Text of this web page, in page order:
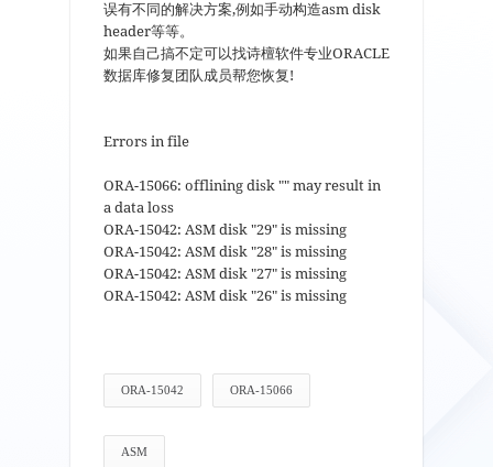
误有不同的解决方案,例如手动构造asm disk
header等等。
如果自己搞不定可以找诗檀软件专业ORACLE
数据库修复团队成员帮您恢复!
Errors in file
ORA-15066: offlining disk "" may result in
a data loss
ORA-15042: ASM disk "29" is missing
ORA-15042: ASM disk "28" is missing
ORA-15042: ASM disk "27" is missing
ORA-15042: ASM disk "26" is missing
ORA-15042 ORA-15066
ASM